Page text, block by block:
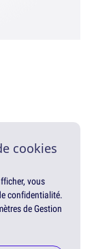
cookies
vous
confidentialité.
de Gestion